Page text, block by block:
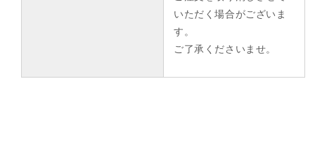
いただく場合がございま
す。
ご了承くださいませ。